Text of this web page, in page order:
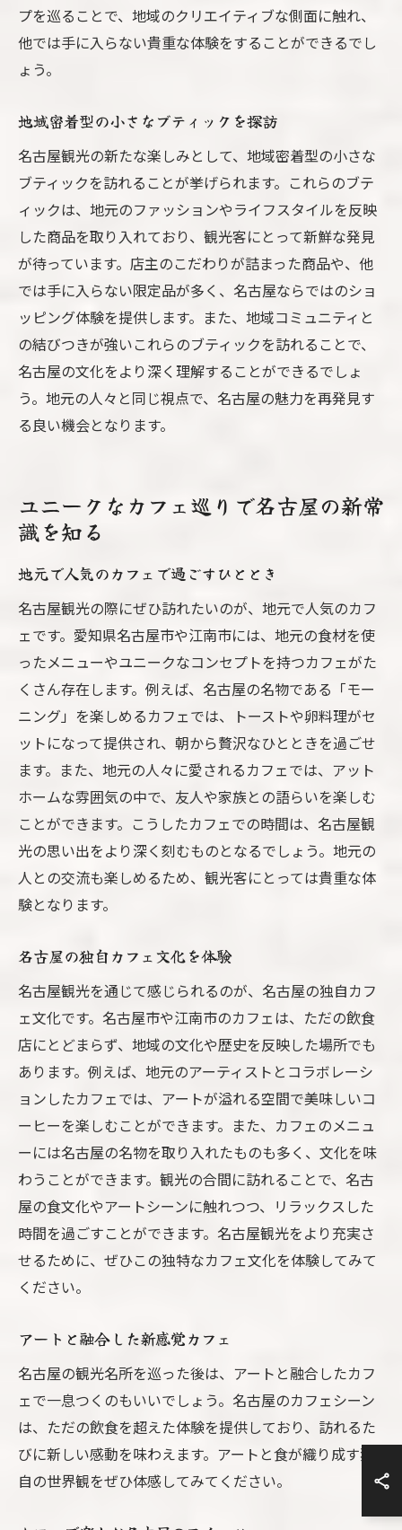
プを巡ることで、地域のクリエイティブな側面に触れ、
他では手に入らない貴重な体験をすることができるでし
ょう。
地域密着型の小さなブティックを探訪
名古屋観光の新たな楽しみとして、地域密着型の小さな
ブティックを訪れることが挙げられます。これらのブテ
ィックは、地元のファッションやライフスタイルを反映
した商品を取り入れており、観光客にとって新鮮な発見
が待っています。店主のこだわりが詰まった商品や、他
では手に入らない限定品が多く、名古屋ならではのショ
ッピング体験を提供します。また、地域コミュニティと
の結びつきが強いこれらのブティックを訪れることで、
名古屋の文化をより深く理解することができるでしょ
う。地元の人々と同じ視点で、名古屋の魅力を再発見す
る良い機会となります。
ユニークなカフェ巡りで名古屋の新常
識を知る
地元で人気のカフェで過ごすひととき
名古屋観光の際にぜひ訪れたいのが、地元で人気のカフ
ェです。愛知県名古屋市や江南市には、地元の食材を使
ったメニューやユニークなコンセプトを持つカフェがた
くさん存在します。例えば、名古屋の名物である「モー
ニング」を楽しめるカフェでは、トーストや卵料理がセ
ットになって提供され、朝から贅沢なひとときを過ごせ
ます。また、地元の人々に愛されるカフェでは、アット
ホームな雰囲気の中で、友人や家族との語らいを楽しむ
ことができます。こうしたカフェでの時間は、名古屋観
光の思い出をより深く刻むものとなるでしょう。地元の
人との交流も楽しめるため、観光客にとっては貴重な体
験となります。
名古屋の独自カフェ文化を体験
名古屋観光を通じて感じられるのが、名古屋の独自カフ
ェ文化です。名古屋市や江南市のカフェは、ただの飲食
店にとどまらず、地域の文化や歴史を反映した場所でも
あります。例えば、地元のアーティストとコラボレーシ
ョンしたカフェでは、アートが溢れる空間で美味しいコ
ーヒーを楽しむことができます。また、カフェのメニュ
ーには名古屋の名物を取り入れたものも多く、文化を味
わうことができます。観光の合間に訪れることで、名古
屋の食文化やアートシーンに触れつつ、リラックスした
時間を過ごすことができます。名古屋観光をより充実さ
せるために、ぜひこの独特なカフェ文化を体験してみて
ください。
アートと融合した新感覚カフェ
名古屋の観光名所を巡った後は、アートと融合したカフ
ェで一息つくのもいいでしょう。名古屋のカフェシーン
は、ただの飲食を超えた体験を提供しており、訪れるた
びに新しい感動を味わえます。アートと食が織り成す独
自の世界観をぜひ体感してみてください。